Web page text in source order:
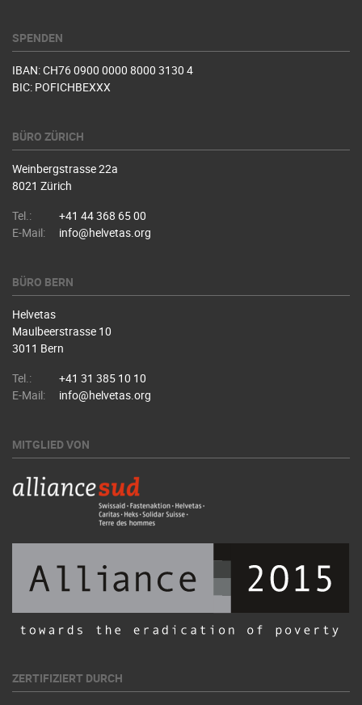
SPENDEN
IBAN: CH76 0900 0000 8000 3130 4
BIC: POFICHBEXXX
BÜRO ZÜRICH
Weinbergstrasse 22a
8021 Zürich
Tel.:
+41 44 368 65 00
E-Mail:
info@helvetas.org
BÜRO BERN
Helvetas
Maulbeerstrasse 10
3011 Bern
Tel.:
+41 31 385 10 10
E-Mail:
info@helvetas.org
MITGLIED VON
ZERTIFIZIERT DURCH